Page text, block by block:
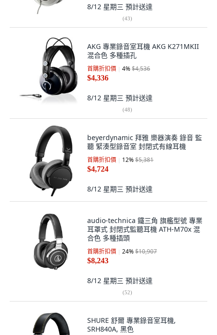
8/12 星期三 預計送達
(43)
AKG 專業錄音室耳機 AKG K271MKII
混合色 多種插孔
首購折扣價 4%$4,536
$4,336
8/12 星期三 預計送達
(48)
beyerdynamic 拜雅 樂器演奏 錄音 監
聽 緊湊型錄音室 封閉式有線耳機
首購折扣價 12%$5,381
$4,724
8/12 星期三 預計送達
audio-technica 鐵三角 旗艦型號 專業
耳罩式 封閉式監聽耳機 ATH-M70x 混
合色 多種插頭
首購折扣價 24%$10,907
$8,243
8/12 星期三 預計送達
(52)
SHURE 舒爾 專業錄音室耳機,
SRH840A, 黑色